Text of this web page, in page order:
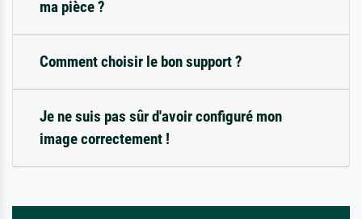
ma pièce ?
Comment choisir le bon support ?
Je ne suis pas sûr d'avoir configuré mon
image correctement !